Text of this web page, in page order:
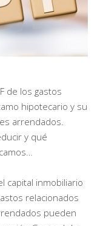
de los gastos
hipotecario y su
arrendados.
y qué
capital inmobiliario
relacionados
pueden